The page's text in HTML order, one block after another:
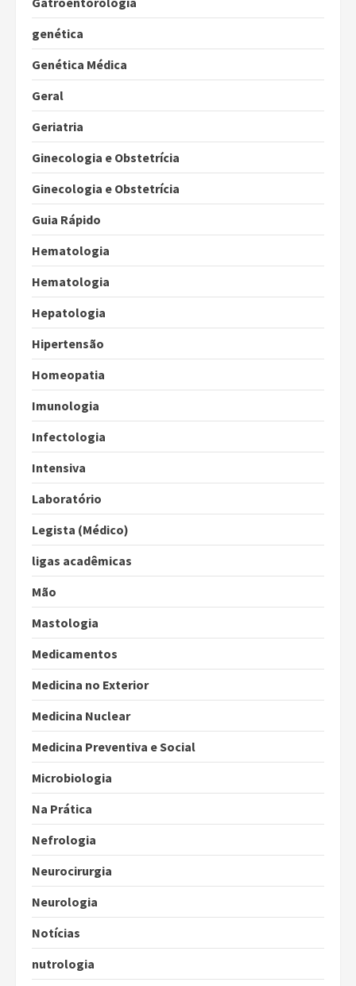
genética
Genética Médica
Geral
Geriatria
Ginecologia e Obstetrícia
Ginecologia e Obstetrícia
Guia Rápido
Hematologia
Hematologia
Hepatologia
Hipertensão
Homeopatia
Imunologia
Infectologia
Intensiva
Laboratório
Legista (Médico)
ligas acadêmicas
Mão
Mastologia
Medicamentos
Medicina no Exterior
Medicina Nuclear
Medicina Preventiva e Social
Microbiologia
Na Prática
Nefrologia
Neurocirurgia
Neurologia
Notícias
nutrologia